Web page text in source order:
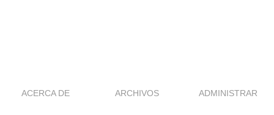
ACERCA DE ARCHIVOS ADMINISTRAR